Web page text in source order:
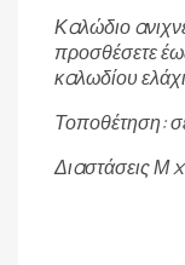
Καλώδιο
προσθέσετε
καλωδίου
Τοποθέτηση:
Διαστάσεις Μ